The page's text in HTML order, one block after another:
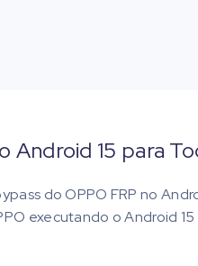
Android 15 para
do OPPO FRP no
executando o Android